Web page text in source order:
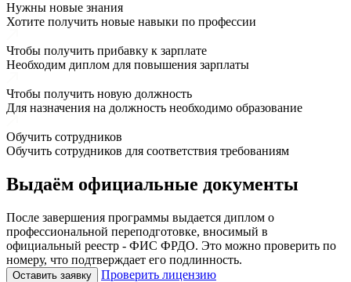
Нужны новые знания
Хотите получить новые навыки по профессии
Чтобы получить прибавку к зарплате
Необходим диплом для повышения зарплаты
Чтобы получить новую должность
Для назначения на должность необходимо образование
Обучить сотрудников
Обучить сотрудников для соответствия требованиям
Выдаём официальные документы
После завершения программы выдается диплом о
профессиональной переподготовке, вносимый в
официальный реестр - ФИС ФРДО. Это можно проверить по
номеру, что подтверждает его подлинность.
Оставить заявку Проверить лицензию